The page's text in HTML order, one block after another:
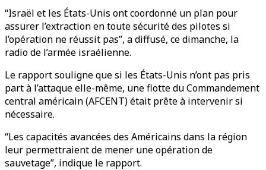
“Israël et les États-Unis ont coordonné un plan pour
assurer l’extraction en toute sécurité des pilotes si
l’opération ne réussit pas”, a diffusé, ce dimanche, la
radio de l’armée israélienne.
Le rapport souligne que si les États-Unis n’ont pas pris
part à l’attaque elle-même, une flotte du Commandement
central américain (AFCENT) était prête à intervenir si
nécessaire.
“Les capacités avancées des Américains dans la région
leur permettraient de mener une opération de
sauvetage”, indique le rapport.